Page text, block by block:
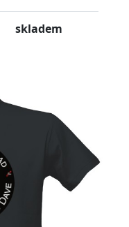
skladem